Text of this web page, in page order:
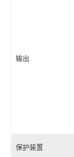
输出
保护装置